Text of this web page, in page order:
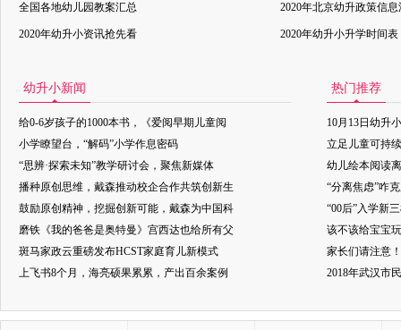
全国各地幼儿园教案汇总 2020年北京幼升政策信息
2020年幼升小资讯抢先看 2020年幼升小升学时间表
幼升小新闻
给0-6岁孩子的1000本书，《爱阅早期儿童阅
小学瞭望台，“解码”小学作息密码
“思辨·探索未知”教学研讨会，聚焦新媒体
播种原创思维，戴森推动校企合作共筑创新生
鼓励原创精神，挖掘创新可能，戴森为中国科
磨铁《我的爸爸是奥特曼》宫西达也给所有父
斑马家政云重磅发布HCST家庭育儿新模式
上飞书8个月，海亮硕果累累，产出百余案例
热门推荐
10月13日幼升
立足儿童可持
幼儿绘本阅读
“分离焦虑”咋
“00后”入学新
该不该给宝宝
家长们请注意
2018年武汉市